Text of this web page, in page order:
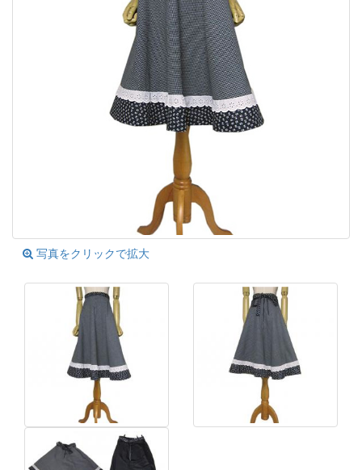
写真をクリックで拡大